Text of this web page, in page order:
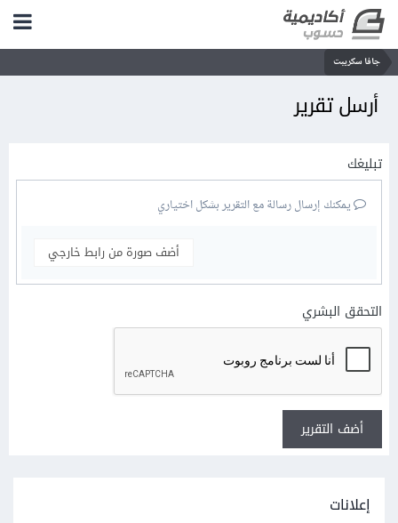
جافا سكريبت
أرسل تقرير
تبليغك
يمكنك إرسال رسالة مع التقرير بشكل اختياري
أضف صورة من رابط خارجي
التحقق البشري
أضف التقرير
إعلانات